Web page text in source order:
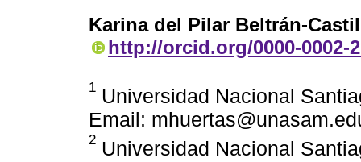
Karina del Pilar Beltrán-
http://orcid.org/0000-0002-
1 Universidad Nacional
Email:
2 Universidad Nacional